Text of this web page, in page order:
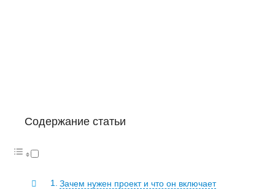
Содержание статьи
Зачем нужен проект и что он включает